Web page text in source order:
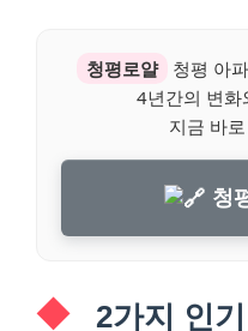
청평로얄
청평 아
4년간의 변화
지금 바
청
2가지 인